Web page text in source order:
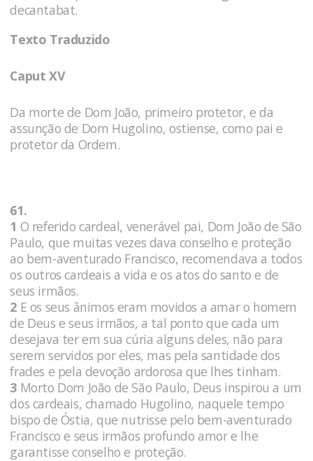
decantabat.
Texto Traduzido
Caput XV
Da morte de Dom João, primeiro protetor, e da
assunção de Dom Hugolino, ostiense, como pai e
protetor da Ordem.
61.
1 O referido cardeal, venerável pai, Dom João de São
Paulo, que muitas vezes dava conselho e proteção
ao bem-aventurado Francisco, recomendava a todos
os outros cardeais a vida e os atos do santo e de
seus irmãos.
2 E os seus ânimos eram movidos a amar o homem
de Deus e seus irmãos, a tal ponto que cada um
desejava ter em sua cúria alguns deles, não para
serem servidos por eles, mas pela santidade dos
frades e pela devoção ardorosa que lhes tinham.
3 Morto Dom João de São Paulo, Deus inspirou a um
dos cardeais, chamado Hugolino, naquele tempo
bispo de Óstia, que nutrisse pelo bem-aventurado
Francisco e seus irmãos profundo amor e lhe
garantisse conselho e proteção.